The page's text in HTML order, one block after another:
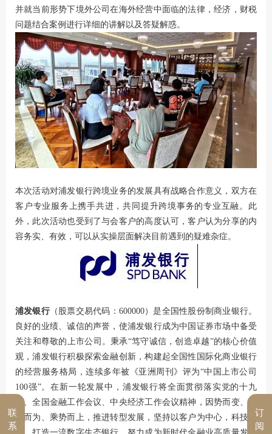
并就当前形势下境外公司在海外经营中面临的法律，经济，财税
问题结合案例进行详细的讲解以及答疑解惑。
本次活动对浦发银行跨境业务的发展具有战略合作意义，双方在
客户专业服务上携手共进，共同提升跨境事务的专业互融。此
外，此次活动也受到了与会客户的高度认可，客户认为分享的内
容务实、有效，可以从实操层面解决目前遇到的疑难杂症。
浦发银行（股票交易代码：600000）是全国性股份制商业银行。
良好的业绩、诚信的声誉，使浦发银行成为中国证券市场中备受
关注和尊敬的上市公司。秉承“笃守诚信，创造卓越”的核心价值
观，浦发银行积极探索金融创新，构建起全国性国际化商业银行
的经营服务格局，连续多年被《亚洲周刊》评为“中国上市公司
100强”。在新一轮发展中，浦发银行将全面贯彻落实党的十九
大、全国金融工作会议、中央经济工作会议精神，因势而变、顺
势而为、乘势而上，推进转型发展，坚持以客户为中心，科技引订
阅
联
系